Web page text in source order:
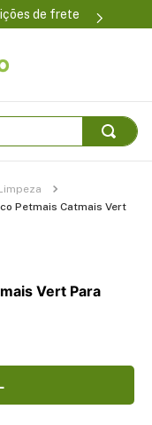
de frete
Petmais Catmais Vert
Vert Para